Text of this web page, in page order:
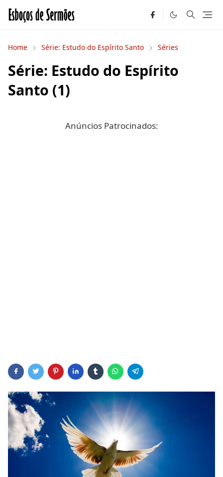
Home Série: Estudo do Espírito Santo Séries
Série: Estudo do Espírito
Santo (1)
Anúncios Patrocinados: